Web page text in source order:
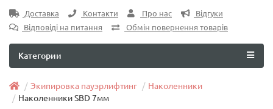
Доставка Контакти Про нас
Відгуки
Відповіді на питання
Обмін повернення товарів
Категории
Экипировка пауэрлифтинг
Наколенники
Наколенники SBD 7мм